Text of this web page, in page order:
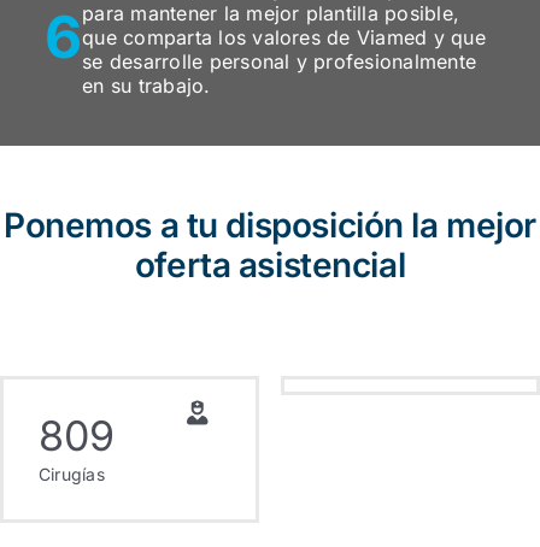
6para mantener la mejor plantilla posible,
que comparta los valores de Viamed y que
se desarrolle personal y profesionalmente
en su trabajo.
Ponemos a tu disposición la mejor
oferta asistencial
809
Cirugías